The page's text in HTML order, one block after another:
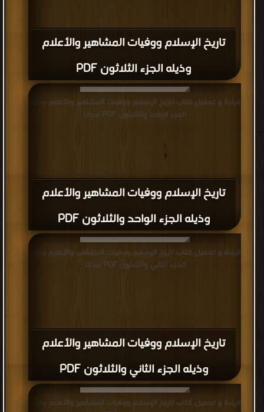
تاريخ الإسلام ووفيات المشاهير والأعلام
وذيله الجزء الثلاثون PDF
تاريخ الإسلام ووفيات المشاهير والأعلام
وذيله الجزء الواحد والثلاثون PDF
قراءة و تحميل كتاب تاريخ الإسلام ووفيات المشاهير والأعلام وذيله
الجزء الواحد والثلاثون PDF مجانا
تاريخ الإسلام ووفيات المشاهير والأعلام
وذيله الجزء الثاني والثلاثون PDF
قراءة و تحميل كتاب تاريخ الإسلام ووفيات المشاهير والأعلام وذيله
الجزء الثاني والثلاثون PDF مجانا
قراءة و تحميل كتاب تاريخ الإسلام ووفيات المشاهير والأعلام وذيله